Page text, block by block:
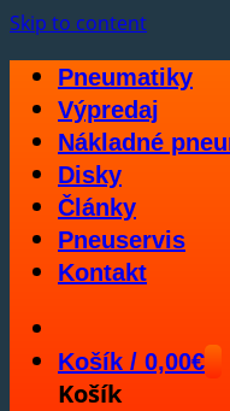
Skip to content
Pneumatiky
Výpredaj
Nákladné
Disky
Články
Pneuservis
Kontakt
Košík / 0,00€
Košík